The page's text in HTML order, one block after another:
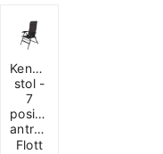
Kendal
stol -
7
positioner,
antrasitt
Flott